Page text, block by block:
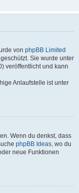
von phpBB Limited
Sie wurde unter
veröffentlicht und kann
Anlaufstelle ist unter
Wenn du denkst, dass
phpBB Ideas, wo du
neue Funktionen